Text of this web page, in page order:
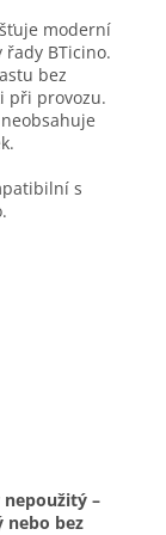
moderní
BTicino.
bez
při provozu.
s
–
nebo bez